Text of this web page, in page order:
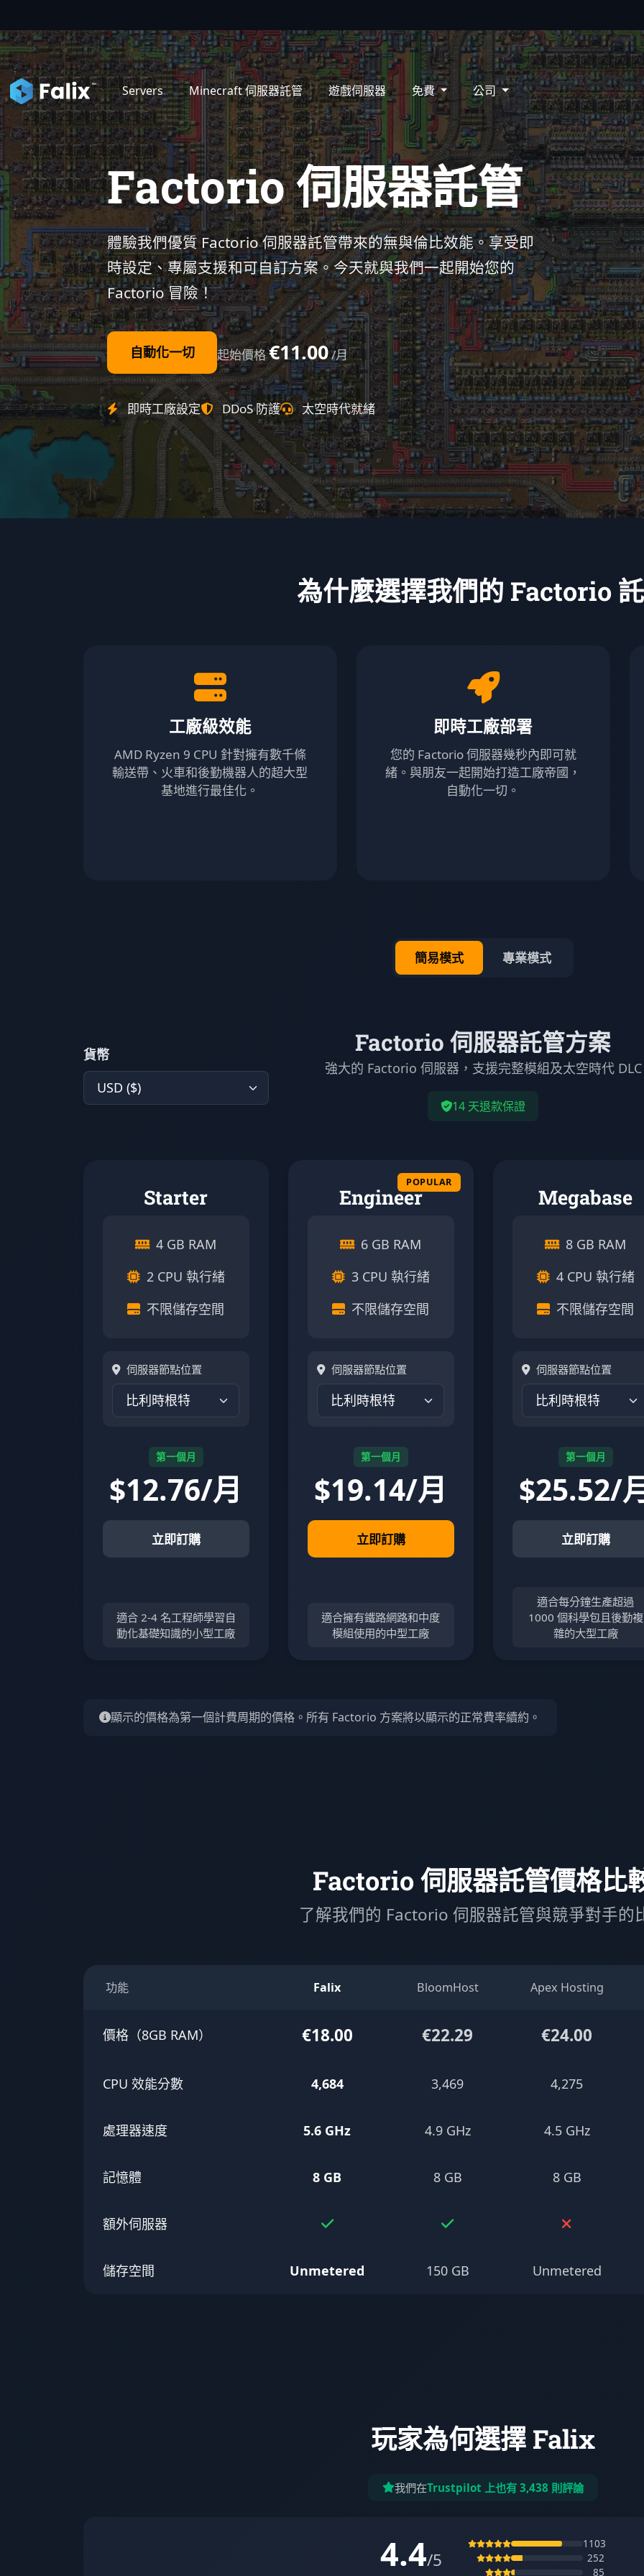
控制台 支援 知識庫 ZH-TW
Servers Minecraft 伺服器託管 遊戲伺服器 免費 公司
Factorio 伺服器託管
體驗我們優質 Factorio 伺服器託管帶來的無與倫比效能。享受即
時設定、專屬支援和可自訂方案。今天就與我們一起開始您的
Factorio 冒險！
自動化一切 起始價格€11.00/月
即時工廠設定 DDoS 防護 太空時代就緒
為什麼選擇我們的 Factorio
工廠級效能
AMD Ryzen 9 CPU 針對擁有數千條
輸送帶、火車和後勤機器人的超大型
基地進行最佳化。
即時工廠部署
您的 Factorio 伺服器幾秒內即可就
緒。與朋友一起開始打造工廠帝國，
自動化一切。
簡易模式 專業模式
貨幣 Factorio 伺服器託管方案
強大的 Factorio 伺服器，支援完整模組及太空時代 DLC
14 天退款保證
Starter
4 GB RAM
2 CPU 執行緒
不限儲存空間
伺服器節點位置
第一個月
$12.76/月
立即訂購
適合 2-4 名工程師學習自
動化基礎知識的小型工廠
Engineer
6 GB RAM
3 CPU 執行緒
不限儲存空間
伺服器節點位置
第一個月
$19.14/月
立即訂購
適合擁有鐵路網路和中度
模組使用的中型工廠
Megabase
8 GB RAM
4 CPU 執行緒
不限儲存空間
伺服器節點位置
第一個月
$25.52/
立即訂購
適合每分鐘生產超過
1000 個科學包且後勤複
雜的大型工廠
顯示的價格為第一個計費周期的價格。所有 Factorio 方案將以顯示的正常費率續約。
Factorio 伺服器託管價格比
了解我們的 Factorio 伺服器託管與競爭對手的
功能 Falix BloomHost Apex Hosting
價格（8GB RAM） €18.00 €22.29 €24.00
CPU 效能分數 4,684 3,469 4,275
處理器速度 5.6 GHz 4.9 GHz 4.5 GHz
記憶體 8 GB 8 GB 8 GB
額外伺服器
儲存空間 Unmetered 150 GB Unmetered
玩家為何選擇 Falix
我們在Trustpilot 上也有 3,438 則評論
4.4/5
1103
252
85